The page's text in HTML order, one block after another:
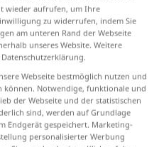
anklicken/antippen)
wieder aufrufen, um Ihre
zu widerrufen, indem Sie
am unteren Rand der Webseite
unseres Website. Weitere
Webseite bestmöglich nutzen und
Notwendige, funktionale und
der Webseite und der statistischen
sind, werden auf Grundlage
Endgerät gespeichert. Marketing-
personalisierter Werbung